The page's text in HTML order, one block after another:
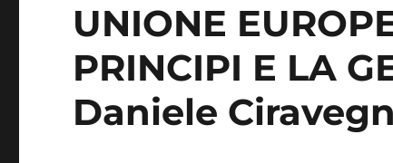
UNIONE
PRINCIPI E LA
Daniele